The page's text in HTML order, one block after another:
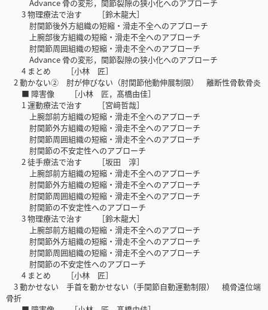
Advance 骨の変形，関節裂隙の狭小化へのアプローチ
3 物理療法で治す ［鈴木龍大］
肘関節後外方組織の短縮・滑走不全へのアプローチ
上腕部後方組織の短縮・滑走不全へのアプローチ
肘関節周囲組織の短縮・滑走不全へのアプローチ
Advance 骨の変形，関節裂隙の狭小化へのアプローチ
4 まとめ ［小林 匠］
2 動かない② 肘が伸びない（肘関節他動伸展制限） 離断性骨軟骨炎
■ 障害像 ［小林 匠，髙橋由佳］
1 運動療法で治す ［宮﨑哲哉］
上腕部前方組織の短縮・滑走不全へのアプローチ
肘関節外方組織の短縮・滑走不全へのアプローチ
肘関節周囲組織の短縮・滑走不全へのアプローチ
肘関節の不安定性へのアプローチ
2 徒手療法で治す ［坂田 淳］
上腕部前方組織の短縮・滑走不全へのアプローチ
肘関節外方組織の短縮・滑走不全へのアプローチ
肘関節周囲組織の短縮・滑走不全へのアプローチ
肘関節の不安定性へのアプローチ
3 物理療法で治す ［鈴木龍大］
上腕部前方組織の短縮・滑走不全へのアプローチ
肘関節外方組織の短縮・滑走不全へのアプローチ
肘関節周囲組織の短縮・滑走不全へのアプローチ
肘関節の不安定性へのアプローチ
4 まとめ ［小林 匠］
3 動かせない 手首を動かせない（手関節自動運動制限） 橈骨遠位端
骨折